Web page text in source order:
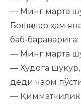
— Минг марта
Бошқалар ҳам
баб-бараварига:
— Минг марта
— Худога
деди чарм
—